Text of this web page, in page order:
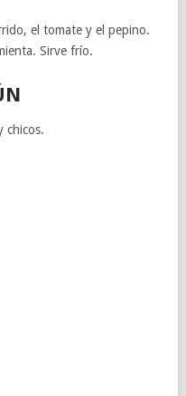
el tomate y el pepino.
Sirve frío.
chicos.